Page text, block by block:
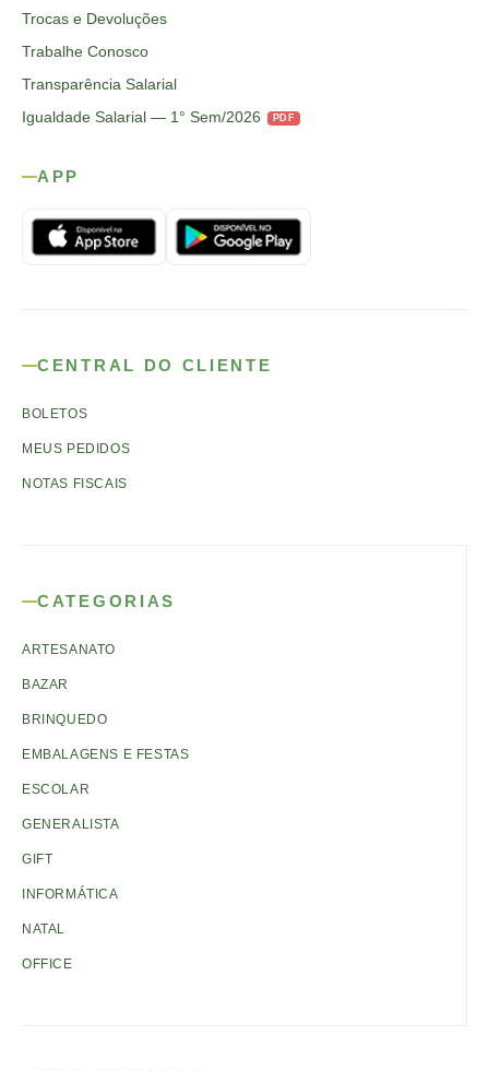
Trocas e Devoluções
Trabalhe Conosco
Transparência Salarial
Igualdade Salarial — 1° Sem/2026
PDF
APP
CENTRAL DO CLIENTE
BOLETOS
MEUS PEDIDOS
NOTAS FISCAIS
CATEGORIAS
ARTESANATO
BAZAR
BRINQUEDO
EMBALAGENS E FESTAS
ESCOLAR
GENERALISTA
GIFT
INFORMÁTICA
NATAL
OFFICE